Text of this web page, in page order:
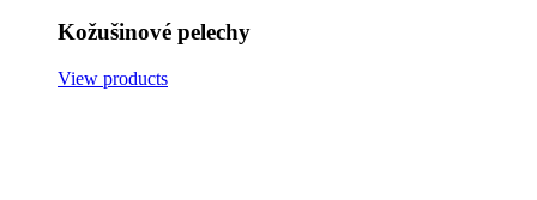
Kožušinové pelechy
View products